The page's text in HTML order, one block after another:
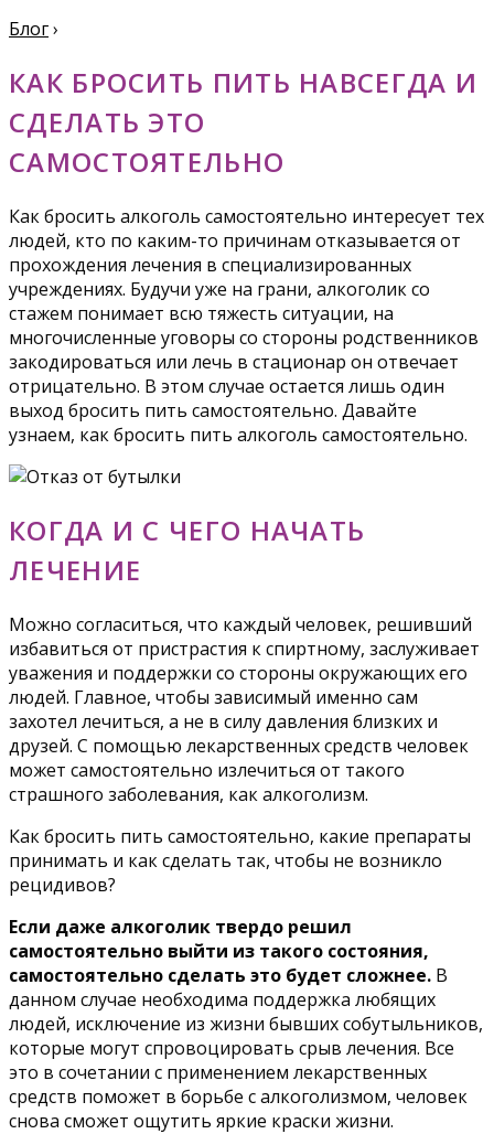
Блог›
КАК БРОСИТЬ ПИТЬ НАВСЕГДА И
СДЕЛАТЬ ЭТО
САМОСТОЯТЕЛЬНО
Как бросить алкоголь самостоятельно интересует тех
людей, кто по каким-то причинам отказывается от
прохождения лечения в специализированных
учреждениях. Будучи уже на грани, алкоголик со
стажем понимает всю тяжесть ситуации, на
многочисленные уговоры со стороны родственников
закодироваться или лечь в стационар он отвечает
отрицательно. В этом случае остается лишь один
выход бросить пить самостоятельно. Давайте
узнаем, как бросить пить алкоголь самостоятельно.
КОГДА И С ЧЕГО НАЧАТЬ
ЛЕЧЕНИЕ
Можно согласиться, что каждый человек, решивший
избавиться от пристрастия к спиртному, заслуживает
уважения и поддержки со стороны окружающих его
людей. Главное, чтобы зависимый именно сам
захотел лечиться, а не в силу давления близких и
друзей. С помощью лекарственных средств человек
может самостоятельно излечиться от такого
страшного заболевания, как алкоголизм.
Как бросить пить самостоятельно, какие препараты
принимать и как сделать так, чтобы не возникло
рецидивов?
Если даже алкоголик твердо решил
самостоятельно выйти из такого состояния,
самостоятельно сделать это будет сложнее. В
данном случае необходима поддержка любящих
людей, исключение из жизни бывших собутыльников,
которые могут спровоцировать срыв лечения. Все
это в сочетании с применением лекарственных
средств поможет в борьбе с алкоголизмом, человек
снова сможет ощутить яркие краски жизни.